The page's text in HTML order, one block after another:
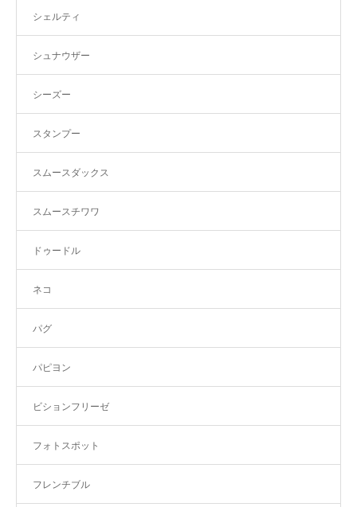
シェルティ
シュナウザー
シーズー
スタンプー
スムースダックス
スムースチワワ
ドゥードル
ネコ
パグ
パピヨン
ビションフリーゼ
フォトスポット
フレンチブル